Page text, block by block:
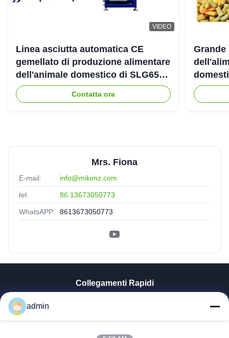
VIDEO
Linea asciutta automatica CE
gemellato di produzione alimentare
dell'animale domestico di SLG65
SLG70 dell'estrusore a vite di
parallelo
Contatta ora
Grande
Mrs. Fiona
E-mail: info@mikimz.com
tel: 86 13673050773
WhatsAPP: 8613673050773
Collegamenti Rapidi
admin